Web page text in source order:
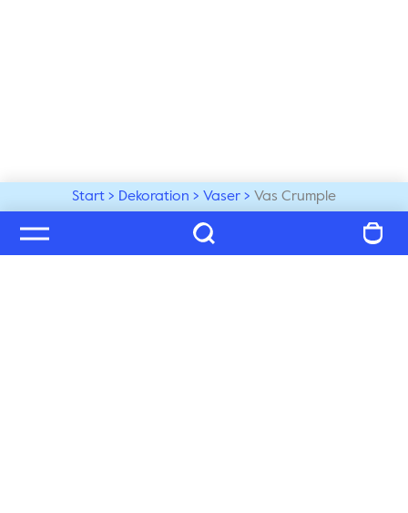
Start Dekoration Vaser Vas Crumple